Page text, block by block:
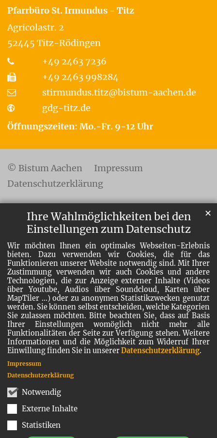
Ihre Wahlmöglichkeiten bei den
Einstellungen zum Datenschutz
Wir möchten Ihnen ein optimales Webseiten-Erlebnis
bieten. Dazu verwenden wir Cookies, die für das
Funktionieren unserer Website notwendig sind. Mit Ihrer
Zustimmung verwenden wir auch Cookies und andere
Technologien, die zur Anzeige externer Inhalte (Videos
über Youtube, Audios über Soundcloud, Karten über
MapTiler ...) oder zu anonymen Statistikzwecken genutzt
werden. Sie können selbst entscheiden, welche Kategorien
Sie zulassen möchten. Bitte beachten Sie, dass auf Basis
Ihrer Einstellungen womöglich nicht mehr alle
Funktionalitäten der Seite zur Verfügung stehen. Weitere
Informationen und die Möglichkeit zum Widerruf Ihrer
Einwillung finden Sie in unsererDatenschutzerklärung.
Notwendig
Externe Inhalte
Statistiken
✕
Impressum
Datenschutzerklärung
Pfarrbüro St. Irmundus - Titz
Agricolastr. 2
52445 Titz-Rödingen
+49 2463 7236
+49 2463 998284
stirmundus.titz@bistum-aachen.de
gdg-titz.de
Öffnungszeiten: Mo.-Fr. 9-12 Uhr
© Bistum Aachen
Impressum
Datenschutzerklärung